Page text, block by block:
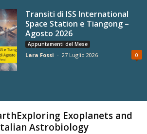
Transiti di ISS International
Space Station e Tiangong –
Agosto 2026
Appuntamenti del Mese
Lara Fossi - 27 Luglio 2026 0
Exoplanets and
Astrobiology